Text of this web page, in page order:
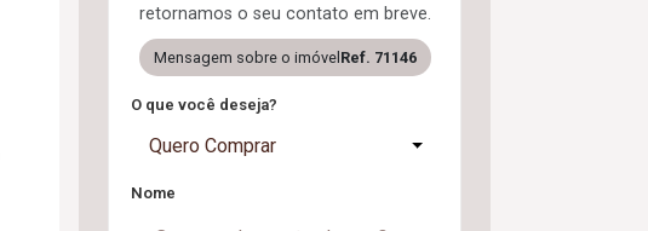
retornamos o seu contato em breve.
Mensagem sobre o imóvel Ref. 71146
O que você deseja?
Quero Comprar
Nome